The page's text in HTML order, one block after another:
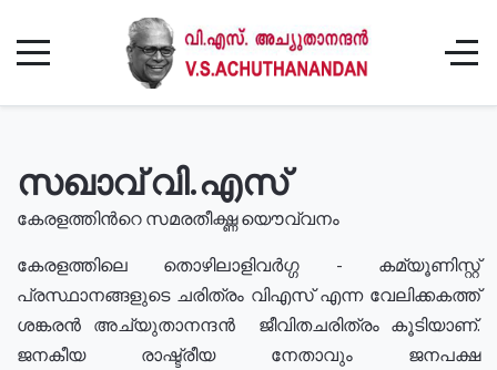
സഖാവ് വി.എസ്
കേരളത്തിൻറെ സമരതീക്ഷ്ണ യൌവ്വനം
കേരളത്തിലെ തൊഴിലാളിവർഗ്ഗ - കമ്യൂണിസ്റ്റ്
പ്രസ്ഥാനങ്ങളുടെ ചരിത്രം വിഎസ് എന്ന വേലിക്കകത്ത്
ശങ്കരൻ അച്യുതാനന്ദൻ ജീവിതചരിത്രം കൂടിയാണ്.
ജനകീയ രാഷ്ട്രീയ നേതാവും ജനപക്ഷ